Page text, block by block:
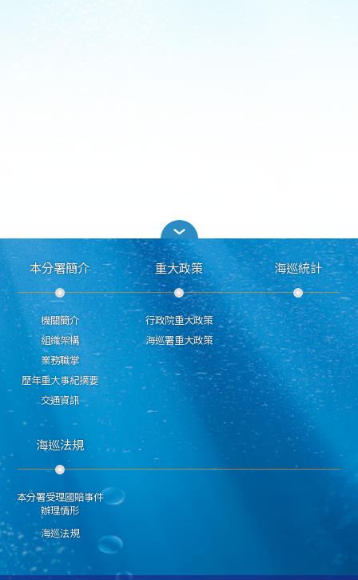
本分署簡介
機關簡介
組織架構
業務職掌
歷年重大事紀摘要
交通資訊
重大政策
行政院重大政策
海巡署重大政策
海巡統計
海巡法規
本分署受理國賠事件
辦理情形
海巡法規